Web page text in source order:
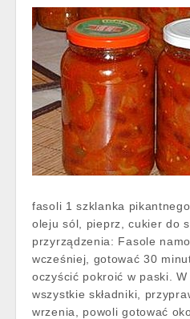
fasoli 1 szklanka
oleju sól, pieprz, cukier do
przyrządzenia: Fasole
wcześniej, gotować 30
oczyścić pokroić w paski.
wszystkie składniki,
wrzenia, powoli gotować